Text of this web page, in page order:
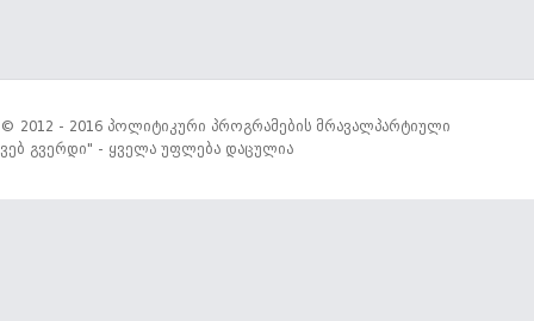
© 2012 - 2016 პოლიტიკური პროგრამების მრავალპარტიული
ვებ გვერდი" - ყველა უფლება დაცულია